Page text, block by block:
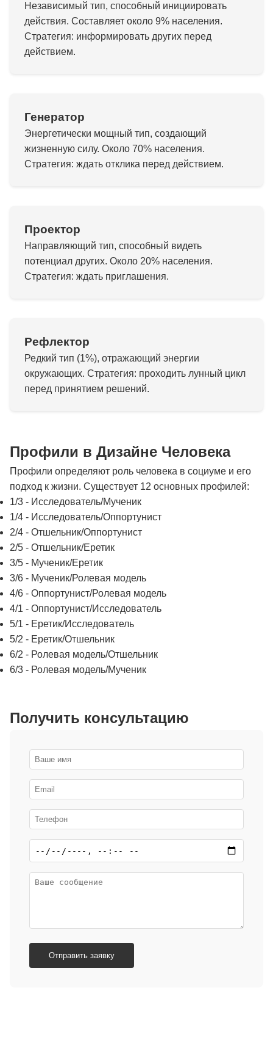
Независимый тип, способный инициировать
действия. Составляет около 9% населения.
Стратегия: информировать других перед
действием.
Генератор
Энергетически мощный тип, создающий
жизненную силу. Около 70% населения.
Стратегия: ждать отклика перед действием.
Проектор
Направляющий тип, способный видеть
потенциал других. Около 20% населения.
Стратегия: ждать приглашения.
Рефлектор
Редкий тип (1%), отражающий энергии
окружающих. Стратегия: проходить лунный цикл
перед принятием решений.
Профили в Дизайне Человека
Профили определяют роль человека в социуме и его
подход к жизни. Существует 12 основных профилей:
1/3 - Исследователь/Мученик
1/4 - Исследователь/Оппортунист
2/4 - Отшельник/Оппортунист
2/5 - Отшельник/Еретик
3/5 - Мученик/Еретик
3/6 - Мученик/Ролевая модель
4/6 - Оппортунист/Ролевая модель
4/1 - Оппортунист/Исследователь
5/1 - Еретик/Исследователь
5/2 - Еретик/Отшельник
6/2 - Ролевая модель/Отшельник
6/3 - Ролевая модель/Мученик
Получить консультацию
Отправить заявку